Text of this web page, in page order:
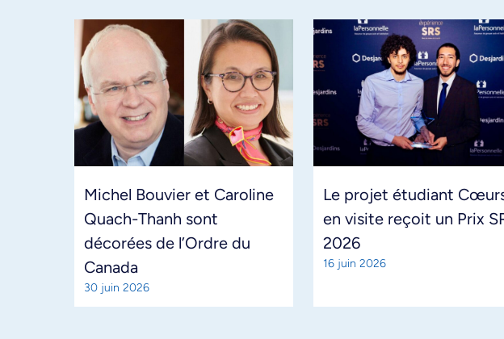
Michel Bouvier et Caroline
Quach-Thanh sont
décorées de l’Ordre du
Canada
30 juin 2026
Le projet étudiant
en visite reçoit un Prix
2026
16 juin 2026